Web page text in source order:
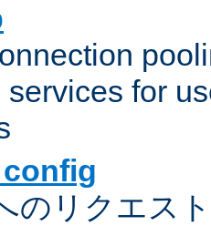
services for
のリクエス